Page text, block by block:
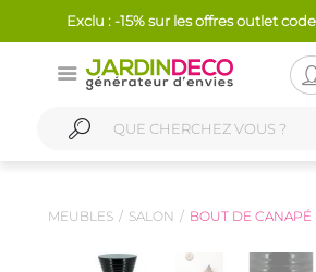
Exclu : -15% sur les offres outlet
MEUBLES SALON BOUT DE CANAPÉ